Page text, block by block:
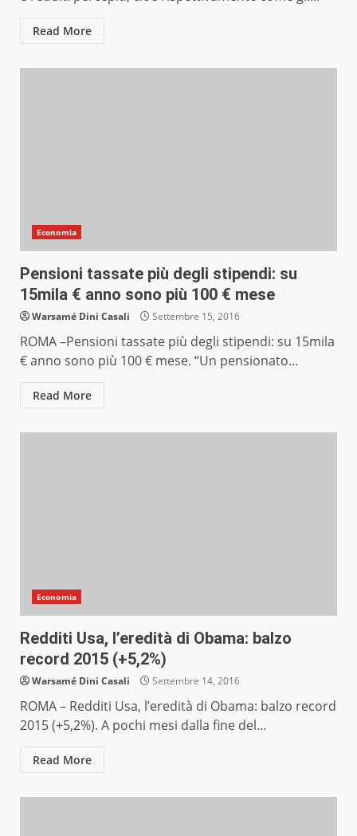
Read More
Economia
Pensioni tassate più degli stipendi: su
15mila € anno sono più 100 € mese
Warsamé Dini Casali Settembre 15, 2016
ROMA –Pensioni tassate più degli stipendi: su 15mila
€ anno sono più 100 € mese. “Un pensionato...
Read More
Economia
Redditi Usa, l’eredità di Obama: balzo
record 2015 (+5,2%)
Warsamé Dini Casali Settembre 14, 2016
ROMA – Redditi Usa, l’eredità di Obama: balzo record
2015 (+5,2%). A pochi mesi dalla fine del...
Read More